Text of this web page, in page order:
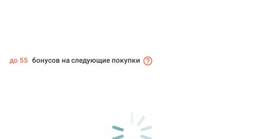
до 55 бонусов на следующие покупки